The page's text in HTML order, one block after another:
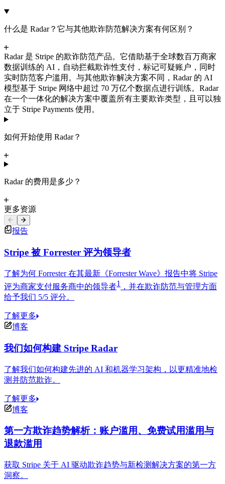
什么是 Radar？它与其他欺诈防范解决方案有何区别？
Radar 是 Stripe 的欺诈防范产品。它借助基于全球数百万商家
数据训练的 AI，自动拦截欺诈性支付，标记可疑账户，同时
实时防范客户滥用。与其他欺诈解决方案不同，Radar 的 AI
模型基于 Stripe 网络中超过 70 万亿个数据点进行训练。Radar
在一个一体化的解决方案中覆盖所有主要欺诈类型，且可以独
立于 Stripe Payments 使用。
如何开始使用 Radar？
Radar 的费用是多少？
更多资源
报告
Stripe 被 Forrester 评为领导者
了解为何 Forrester 在其最新《Forrester Wave》报告中将 Stripe
评为商家支付服务商中的领导者1 ，并在欺诈防范与管理方面
给予我们 5/5 评分。
了解更多
博客
我们如何构建 Stripe Radar
了解我们如何构建先进的 AI 和机器学习架构，以更精准地检
测并防范欺诈。
了解更多
博客
第一方欺诈趋势解析：账户滥用、免费试用滥用与
退款滥用
获取 Stripe 关于 AI 驱动欺诈趋势与新检测解决方案的第一方
洞察。